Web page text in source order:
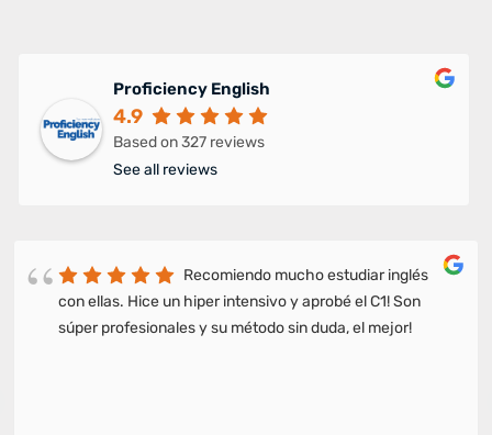
Proficiency English
4.9
Based on 327 reviews
See all reviews
Recomiendo mucho estudiar inglés
con ellas. Hice un hiper intensivo y aprobé el C1! Son
súper profesionales y su método sin duda, el mejor!